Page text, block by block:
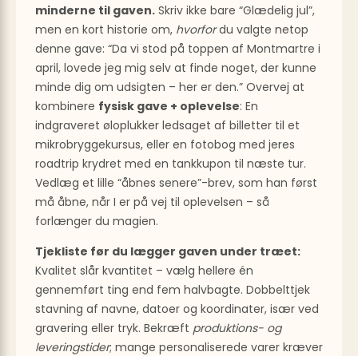
minderne til gaven. Skriv ikke bare “Glædelig jul”,
men en kort historie om, hvorfordu valgte netop
denne gave: “Da vi stod på toppen af Montmartre i
april, lovede jeg mig selv at finde noget, der kunne
minde dig om udsigten – her er den.” Overvej at
kombinere fysisk gave + oplevelse: En
indgraveret øloplukker ledsaget af billetter til et
mikrobryggekursus, eller en fotobog med jeres
roadtrip krydret med en tankkupon til næste tur.
Vedlæg et lille “åbnes senere”-brev, som han først
må åbne, når I er på vej til oplevelsen – så
forlænger du magien.
Tjekliste før du lægger gaven under træet:
Kvalitet slår kvantitet – vælg hellere én
gennemført ting end fem halvbagte. Dobbelttjek
stavning af navne, datoer og koordinater, især ved
gravering eller tryk. Bekræft produktions- og
leveringstider; mange personaliserede varer kræver